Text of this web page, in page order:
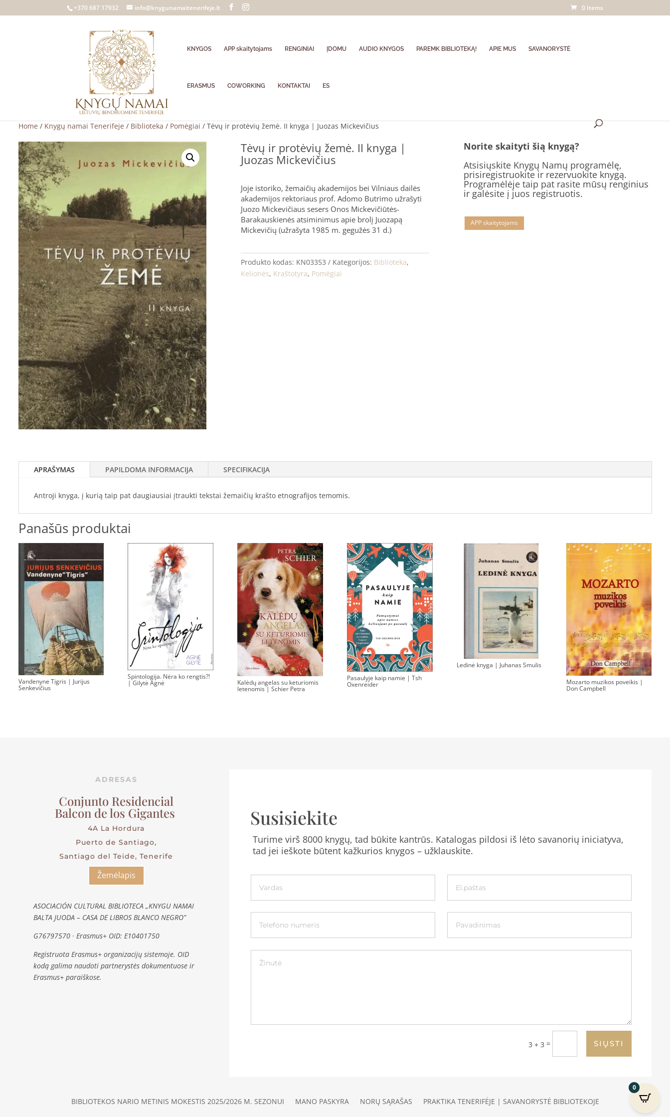
+370 687 17932 info@knygunamaitenerifeje.lt 0 Items
KNYGOS APP skaitytojams RENGINIAI ĮDOMU AUDIO KNYGOS PAREMK BIBLIOTEKĄ! APIE MUS SAVANORYSTĖ
ERASMUS COWORKING KONTAKTAI ES
Home / Knygų namai Tenerifeje / Biblioteka / Pomėgiai / Tėvų ir protėvių žemė. II knyga | Juozas Mickevičius
Tėvų ir protėvių žemė. II knyga |
Juozas Mickevičius
Joje istoriko, žemaičių akademijos bei Vilniaus dailės
akademijos rektoriaus prof. Adomo Butrimo užrašyti
Juozo Mickevičiaus sesers Onos Mickevičiūtės-
Barakauskienės atsiminimus apie brolį Juozapą
Mickevičių (užrašyta 1985 m. gegužės 31 d.)
Produkto kodas: KN03353 Kategorijos: Biblioteka,
Kelionės, Kraštotyra, Pomėgiai
Norite skaityti šią knygą?
Atsisiųskite Knygų Namų programėlę,
prisiregistruokite ir rezervuokite knygą.
Programėlėje taip pat rasite mūsų renginius
ir galėsite į juos registruotis.
APP skaitytojams
APRAŠYMAS PAPILDOMA INFORMACIJA SPECIFIKACIJA
Antroji knyga, į kurią taip pat daugiausiai įtraukti tekstai žemaičių krašto etnografijos temomis.
Panašūs produktai
Vandenyne Tigris | Jurijus
Senkevičius
Spintologija. Nėra ko rengtis?!
| Gilytė Agnė Kalėdų angelas su keturiomis
letenomis | Schier Petra
Pasaulyje kaip namie | Tsh
Oxenreider
Ledinė knyga | Juhanas Smulis
Mozarto muzikos poveikis |
Don Campbell
ADRESAS
Conjunto Residencial
Balcon de los Gigantes
4A La Hordura
Puerto de Santiago,
Santiago del Teide, Tenerife
Žemėlapis
ASOCIACIÓN CULTURAL BIBLIOTECA „KNYGU NAMAI
BALTA JUODA – CASA DE LIBROS BLANCO NEGRO”
G76797570 · Erasmus+ OID: E10401750
Registruota Erasmus+ organizacijų sistemoje. OID
kodą galima naudoti partnerystės dokumentuose ir
Erasmus+ paraiškose.
Susisiekite
Turime virš 8000 knygų, tad būkite kantrūs. Katalogas pildosi iš lėto savanorių iniciatyva,
tad jei ieškote būtent kažkurios knygos – užklauskite.
3 + 3 = SIŲSTI
BIBLIOTEKOS NARIO METINIS MOKESTIS 2025/2026 M. SEZONUI MANO PASKYRA NORŲ SĄRAŠAS PRAKTIKA TENERIFĖJE | SAVANORYSTĖ BIBLIOTEKOJE
0